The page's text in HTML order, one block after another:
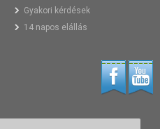
Gyakori kérdések
14 napos elállás